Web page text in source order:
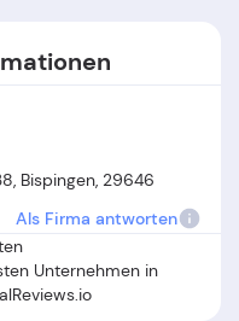
Bispingen, 29646
Als Firma antworten
Unternehmen in